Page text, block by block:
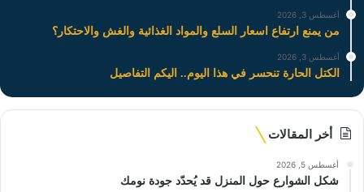
أغسطس 3, 2026
من يمنع ارتفاع اسعار السلع والمواد الغذائية والغش والاحتكار؟
أغسطس 3, 2026
الكتل الحارة تنحسر في هذا اليوم.. اليكم التفاصيل
أخر المقالات
أغسطس 5, 2026
شكل الشوارع حول المنزل قد يُحدّد جودة نومك